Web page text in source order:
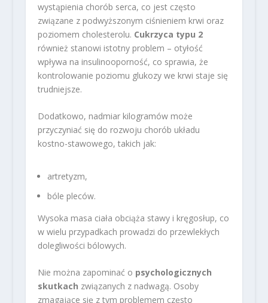
wystąpienia chorób serca, co jest często
związane z podwyższonym ciśnieniem krwi oraz
poziomem cholesterolu. Cukrzyca typu 2
również stanowi istotny problem – otyłość
wpływa na insulinooporność, co sprawia, że
kontrolowanie poziomu glukozy we krwi staje się
trudniejsze.
Dodatkowo, nadmiar kilogramów może
przyczyniać się do rozwoju chorób układu
kostno-stawowego, takich jak:
artretyzm,
bóle pleców.
Wysoka masa ciała obciąża stawy i kręgosłup, co
w wielu przypadkach prowadzi do przewlekłych
dolegliwości bólowych.
Nie można zapominać o psychologicznych
skutkach związanych z nadwagą. Osoby
zmagające się z tym problemem często